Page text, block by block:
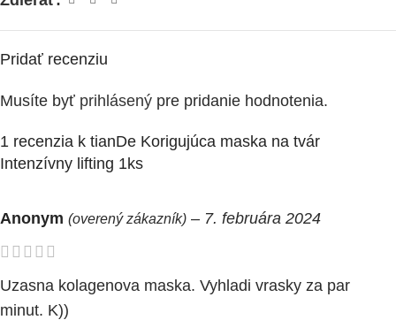
1 recenzia k tianDe Korigujúca maska na tvár
Intenzívny lifting 1ks
Anonym (overený zákazník) – 7. februára 2024
Uzasna kolagenova maska. Vyhladi vrasky za par
minut. K))
Pridať recenziu
Musíte byť prihlásený pre pridanie hodnotenia.